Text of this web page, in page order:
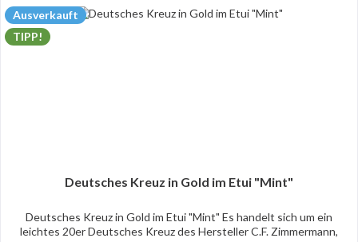
Ausverkauft
TIPP!
Deutsches Kreuz in Gold im Etui "Mint"
Deutsches Kreuz in Gold im Etui "Mint" Es handelt sich um ein
leichtes 20er Deutsches Kreuz des Hersteller C.F. Zimmermann,